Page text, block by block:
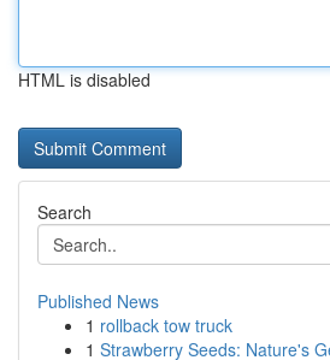
HTML is disabled
Search
Published News
1 rollback tow truck
1 Strawberry Seeds: Nature's